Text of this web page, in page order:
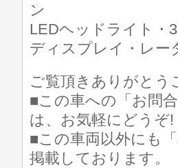
ン
LEDヘッドライト・
ディスプレイ・レー
ご覧頂きありがとう
■この車への「お問
は、お気軽にどうぞ!
■この車両以外にも
掲載しております。